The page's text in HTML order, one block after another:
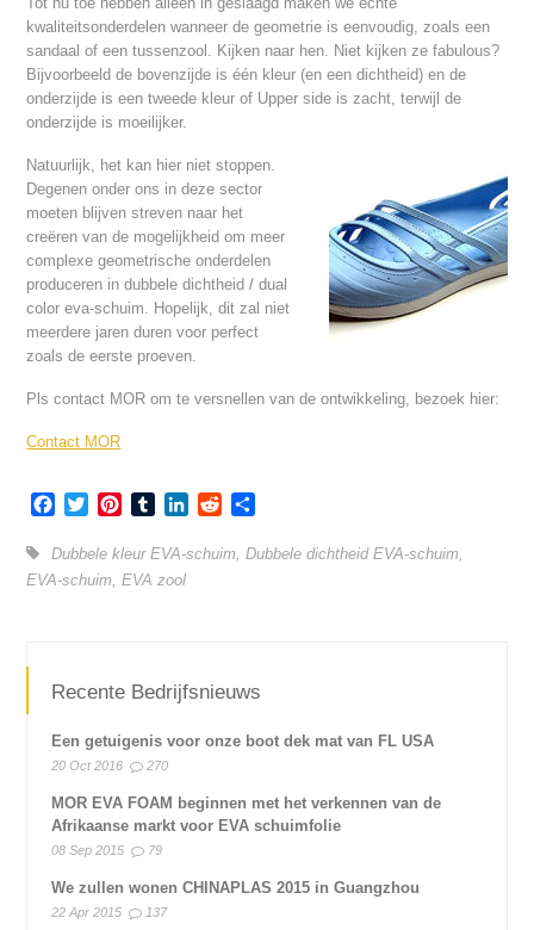
kwaliteitsonderdelen wanneer de geometrie is eenvoudig, zoals een
sandaal of een tussenzool. Kijken naar hen. Niet kijken ze fabulous?
Bijvoorbeeld de bovenzijde is één kleur (en een dichtheid) en de
onderzijde is een tweede kleur of Upper side is zacht, terwijl de
onderzijde is moeilijker.
Natuurlijk, het kan hier niet stoppen.
Degenen onder ons in deze sector
moeten blijven streven naar het
creëren van de mogelijkheid om meer
complexe geometrische onderdelen
produceren in dubbele dichtheid / dual
color eva-schuim. Hopelijk, dit zal niet
meerdere jaren duren voor perfect
zoals de eerste proeven.
Pls contact MOR om te versnellen van de ontwikkeling, bezoek hier:
Contact MOR
Facebook
TwitterPinterestTumblrLinkedInReddit
Dubbele kleur EVA-schuim,Dubbele dichtheid EVA-schuim,
EVA-schuim,EVA zool
Recente Bedrijfsnieuws
Een getuigenis voor onze boot dek mat van FL USA
20 Oct 2016 270
MOR EVA FOAM beginnen met het verkennen van de
Afrikaanse markt voor EVA schuimfolie
08 Sep 2015 79
We zullen wonen CHINAPLAS 2015 in Guangzhou
22 Apr 2015 137